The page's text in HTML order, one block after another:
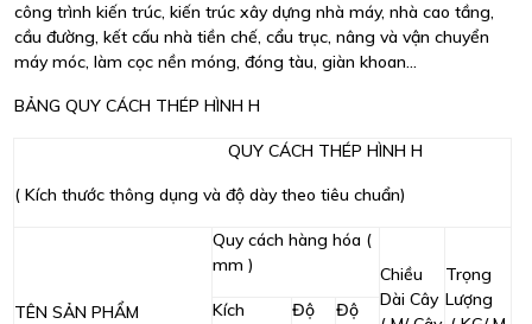
công trình kiến trúc, kiến trúc xây dựng nhà máy, nhà cao tầng,
cầu đường, kết cấu nhà tiền chế, cẩu trục, nâng và vận chuyển
máy móc, làm cọc nền móng, đóng tàu, giàn khoan...
BẢNG QUY CÁCH THÉP HÌNH H
QUY CÁCH THÉP HÌNH H
( Kích thước thông dụng và độ dày theo tiêu chuẩn)
TÊN SẢN PHẨM
Quy cách hàng hóa (
mm )
Chiều
Dài Cây
Trọng
Lượng
Kích
Độ
Độ